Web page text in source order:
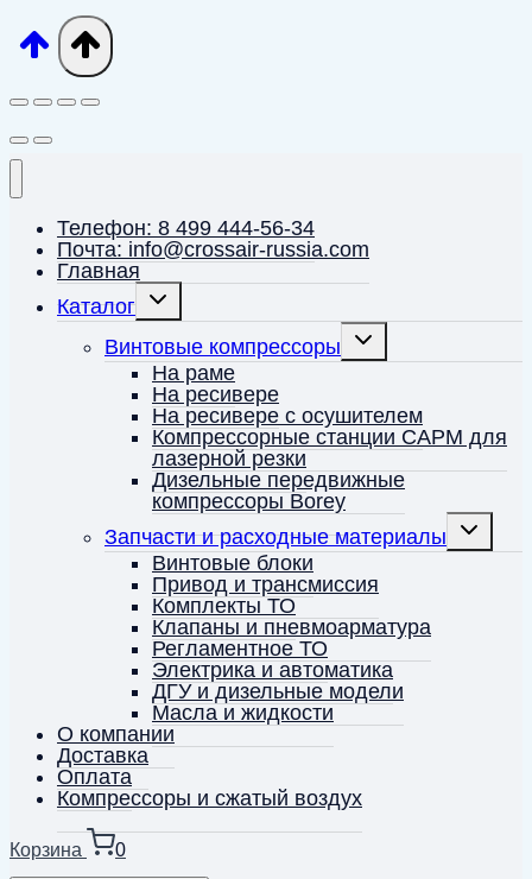
Телефон: 8 499 444-56-34
Почта: info@crossair-russia.com
Главная
Каталог
Переключить
Винтовые компрессоры
Переключить
На раме
На ресивере
На ресивере с осушителем
Компрессорные станции CAPM для
лазерной резки
Дизельные передвижные
компрессоры Borey
Запчасти и расходные материалы
Винтовые блоки
Привод и трансмиссия
Комплекты ТО
Клапаны и пневмоарматура
Регламентное ТО
Электрика и автоматика
ДГУ и дизельные модели
Масла и жидкости
О компании
Доставка
Оплата
Компрессоры и сжатый воздух
Корзина 0